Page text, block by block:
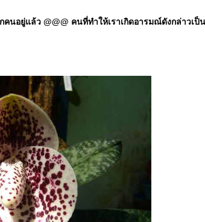
นอยู่แล้ว @@@ คนที่ทำให้เราเกิดอารมณ์ดังกล่าวเ